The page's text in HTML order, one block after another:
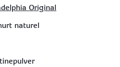
Original
naturel